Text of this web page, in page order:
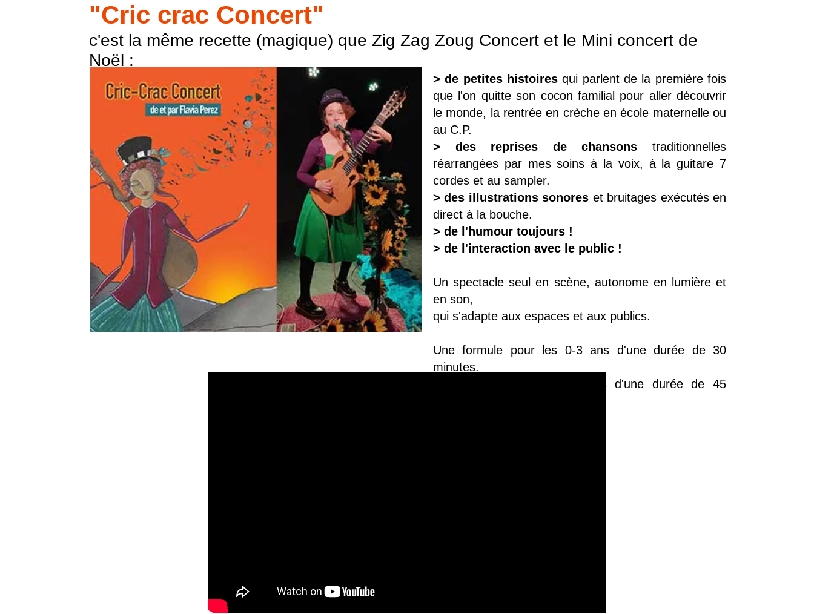
"Cric crac Concert"
c'est la même recette (magique) que Zig Zag Zoug Concert et le Mini concert de
Noël :
> de petites histoires qui parlent de la première fois
que l'on quitte son cocon familial pour aller découvrir
le monde, la rentrée en crèche en école maternelle ou
au C.P.
> des reprises de chansons traditionnelles
réarrangées par mes soins à la voix, à la guitare 7
cordes et au sampler.
> des illustrations sonores et bruitages exécutés en
direct à la bouche.
> de l'humour toujours !
> de l'interaction avec le public !
Un spectacle seul en scène, autonome en lumière et
en son,
qui s'adapte aux espaces et aux publics.
Une formule pour les 0-3 ans d'une durée de 30
minutes.
Une formule pour le 2-8 ans d'une durée de 45